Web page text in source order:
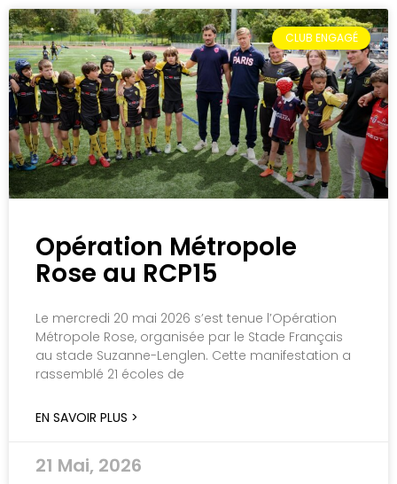
CLUB ENGAGÉ
Opération Métropole
Rose au RCP15
Le mercredi 20 mai 2026 s’est tenue l’Opération
Métropole Rose, organisée par le Stade Français
au stade Suzanne-Lenglen. Cette manifestation a
rassemblé 21 écoles de
EN SAVOIR PLUS >
21 Mai, 2026